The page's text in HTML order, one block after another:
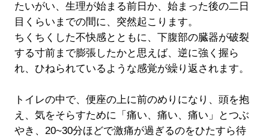
たいがい、生理が始まる前日か、始まった後の二日
目くらいまでの間に、突然起こります。
ちくちくした不快感とともに、下腹部の臓器が破裂
する寸前まで膨張したかと思えば、逆に強く握ら
れ、ひねられているような感覚が繰り返されます。
トイレの中で、便座の上に前のめりになり、頭を抱
え、気をそらすために「痛い、痛い、痛い」とつぶ
やき、20~30分ほどで激痛が過ぎるのをひたすら待